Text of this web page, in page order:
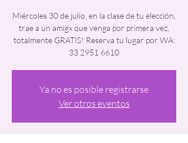
Miércoles 30 de julio, en la clase de tu elección,
trae a un amigx que venga por primera vez,
totalmente GRATIS! Reserva tu lugar por WA:
33 2951 6610
Ya no es posible registrarse
Ver otros eventos